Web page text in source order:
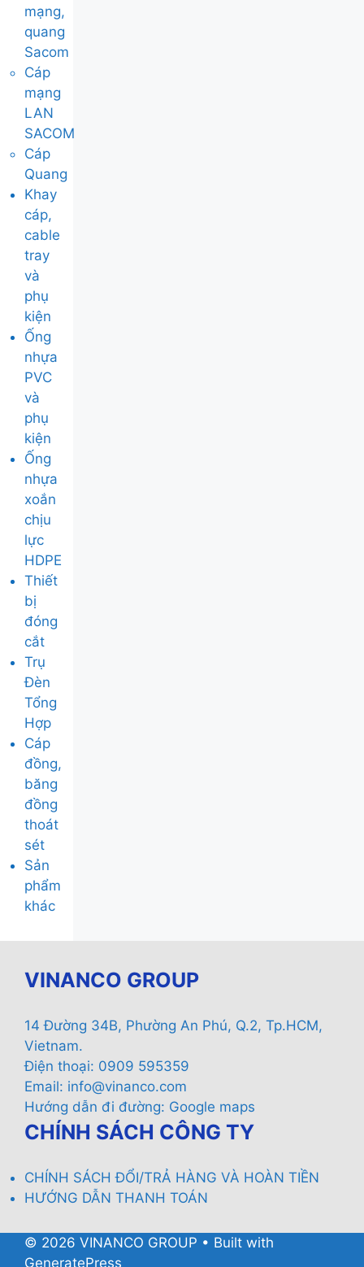
mạng,
quang
Sacom
Cáp
mạng
LAN
SACOM
Cáp
Quang
Khay
cáp,
cable
tray
và
phụ
kiện
Ống
nhựa
PVC
và
phụ
kiện
Ống
nhựa
xoắn
chịu
lực
HDPE
Thiết
bị
đóng
cắt
Trụ
Đèn
Tổng
Hợp
Cáp
đồng,
băng
đồng
thoát
sét
Sản
phẩm
khác
VINANCO GROUP
14 Đường 34B, Phường An Phú, Q.2, Tp.HCM,
Vietnam.
Điện thoại: 0909 595359
Email: info@vinanco.com
Hướng dẫn đi đường: Google maps
CHÍNH SÁCH CÔNG TY
CHÍNH SÁCH ĐỔI/TRẢ HÀNG VÀ HOÀN TIỀN
HƯỚNG DẪN THANH TOÁN
© 2026 VINANCO GROUP • Built with
GeneratePress